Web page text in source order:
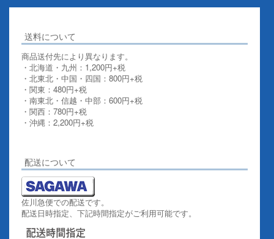
送料について
商品送付先により異なります。
・北海道・九州：1,200円+税
・北東北・中国・四国：800円+税
・関東：480円+税
・南東北・信越・中部：600円+税
・関西：780円+税
・沖縄：2,200円+税
配送について
佐川急便での配送です。
配送日時指定、下記時間指定がご利用可能です。